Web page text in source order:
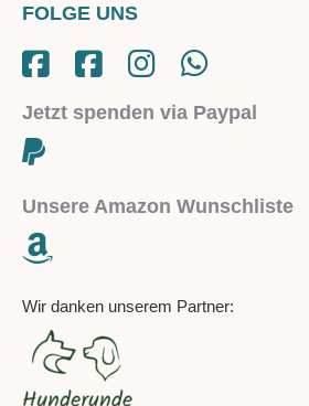
FOLGE UNS
Jetzt spenden via Paypal
Unsere Amazon Wunschliste
Wir danken unserem Partner: